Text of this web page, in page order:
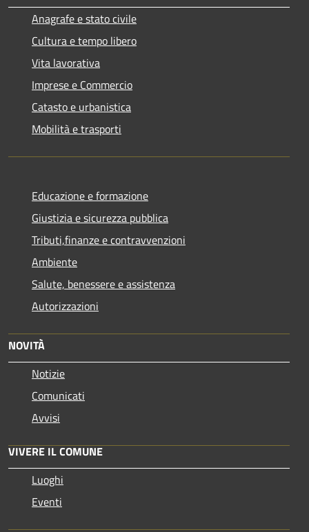
Anagrafe e stato civile
Cultura e tempo libero
Vita lavorativa
Imprese e Commercio
Catasto e urbanistica
Mobilità e trasporti
Educazione e formazione
Giustizia e sicurezza pubblica
Tributi,finanze e contravvenzioni
Ambiente
Salute, benessere e assistenza
Autorizzazioni
NOVITÀ
Notizie
Comunicati
Avvisi
VIVERE IL COMUNE
Luoghi
Eventi